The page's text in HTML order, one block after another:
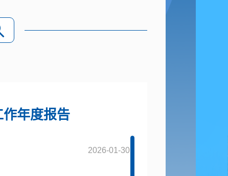
年度报告
2026-01-30